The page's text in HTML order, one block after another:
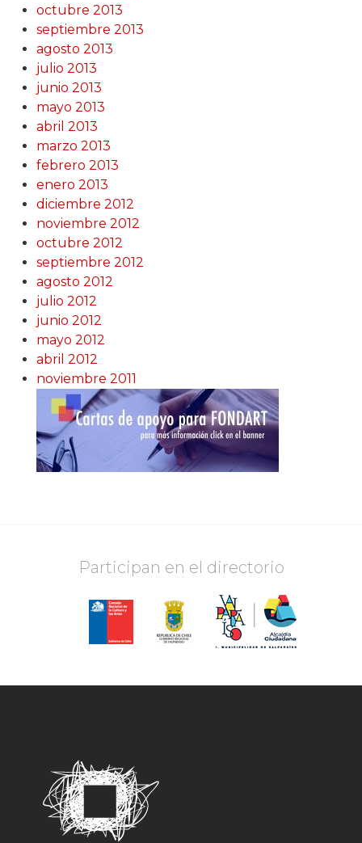
octubre 2013
septiembre 2013
agosto 2013
julio 2013
junio 2013
mayo 2013
abril 2013
marzo 2013
febrero 2013
enero 2013
diciembre 2012
noviembre 2012
octubre 2012
septiembre 2012
agosto 2012
julio 2012
junio 2012
mayo 2012
abril 2012
noviembre 2011
Participan en el directorio